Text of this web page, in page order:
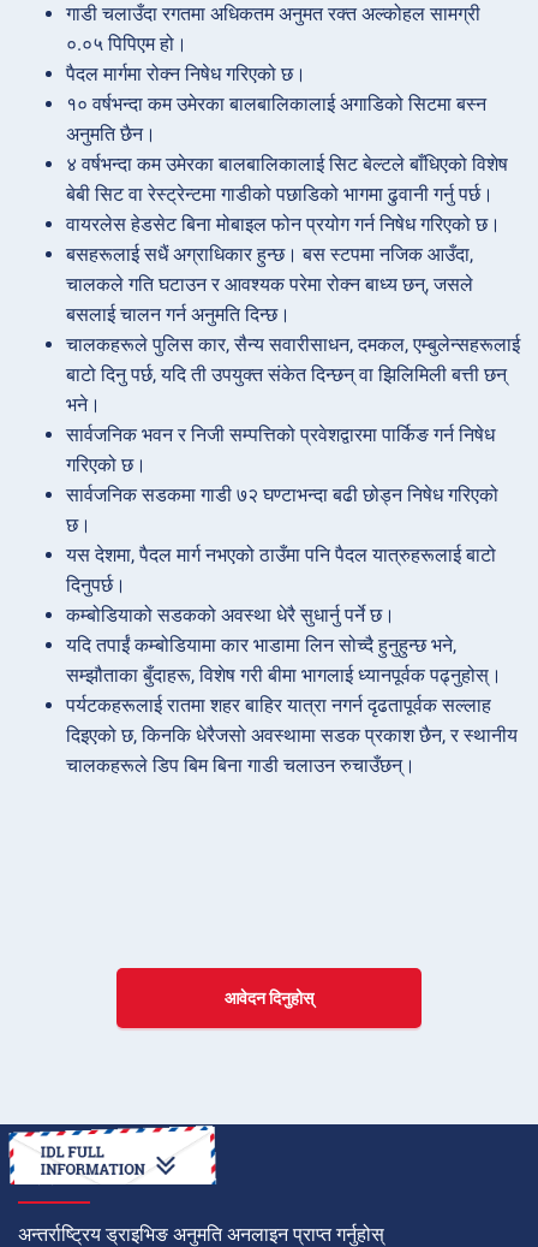
गाडी चलाउँदा रगतमा अधिकतम अनुमत रक्त अल्कोहल सामग्री
०.०५ पिपिएम हो।
पैदल मार्गमा रोक्न निषेध गरिएको छ।
१० वर्षभन्दा कम उमेरका बालबालिकालाई अगाडिको सिटमा बस्न
अनुमति छैन।
४ वर्षभन्दा कम उमेरका बालबालिकालाई सिट बेल्टले बाँधिएको विशेष
बेबी सिट वा रेस्ट्रेन्टमा गाडीको पछाडिको भागमा ढुवानी गर्नु पर्छ।
वायरलेस हेडसेट बिना मोबाइल फोन प्रयोग गर्न निषेध गरिएको छ।
बसहरूलाई सधैं अग्राधिकार हुन्छ। बस स्टपमा नजिक आउँदा,
चालकले गति घटाउन र आवश्यक परेमा रोक्न बाध्य छन्, जसले
बसलाई चालन गर्न अनुमति दिन्छ।
चालकहरूले पुलिस कार, सैन्य सवारीसाधन, दमकल, एम्बुलेन्सहरूलाई
बाटो दिनु पर्छ, यदि ती उपयुक्त संकेत दिन्छन् वा झिलिमिली बत्ती छन्
भने।
सार्वजनिक भवन र निजी सम्पत्तिको प्रवेशद्वारमा पार्किङ गर्न निषेध
गरिएको छ।
सार्वजनिक सडकमा गाडी ७२ घण्टाभन्दा बढी छोड्न निषेध गरिएको
छ।
यस देशमा, पैदल मार्ग नभएको ठाउँमा पनि पैदल यात्रुहरूलाई बाटो
दिनुपर्छ।
कम्बोडियाको सडकको अवस्था धेरै सुधार्नु पर्ने छ।
यदि तपाईं कम्बोडियामा कार भाडामा लिन सोच्दै हुनुहुन्छ भने,
सम्झौताका बुँदाहरू, विशेष गरी बीमा भागलाई ध्यानपूर्वक पढ्नुहोस्।
पर्यटकहरूलाई रातमा शहर बाहिर यात्रा नगर्न दृढतापूर्वक सल्लाह
दिइएको छ, किनकि धेरैजसो अवस्थामा सडक प्रकाश छैन, र स्थानीय
चालकहरूले डिप बिम बिना गाडी चलाउन रुचाउँछन्।
आवेदन दिनुहोस्
कसरी गर्ने
अन्तर्राष्ट्रिय ड्राइभिङ अनुमति अनलाइन प्राप्त गर्नुहोस्